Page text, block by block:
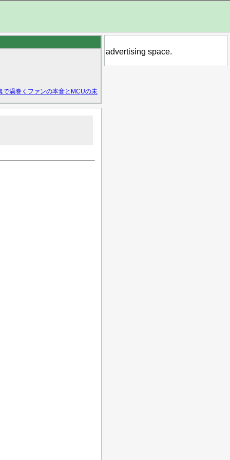
で渦巻くファンの本音とMCUの未
advertising space.